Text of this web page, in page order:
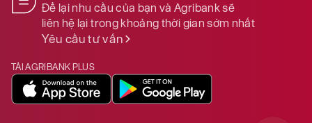
Để lại nhu cầu của bạn và Agribank sẽ
liên hệ lại trong khoảng thời gian sớm nhất
Yêu cầu tư vấn
TẢI AGRIBANK PLUS